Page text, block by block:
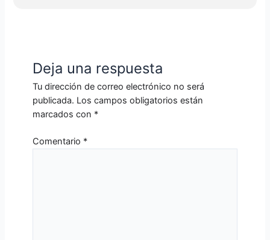
Deja una respuesta
Tu dirección de correo electrónico no será
publicada. Los campos obligatorios están
marcados con *
Comentario *